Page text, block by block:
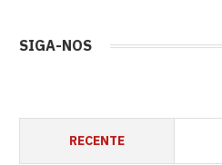
SIGA-NOS
RECENTE